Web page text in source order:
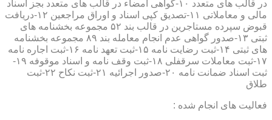
در قالب های متعدد ۱۰-گواهی امضاء در قالب های متعدد بجز اسناد
مالی و معاملاتی ۱۱-تصدیق کپی اسناد و اوراق مراجعین ۱۲-دریافت
قبوض سپرده مستاجرین در قالب بند ۵۲ مجموعه بخشنامه های
ثبتی ۱۳-صدور گواهی عدم انجام معامله بند ۸۹ مجموعه بخشنامه
های ثبتی ۱۴-ثبت رضایت نامه ۱۵-ثبت تعهد نامه ۱۶-ثبت اجاره نامه
۱۷-ثبت معاملات سرقفلی ۱۸-ثبت وقف نامه و اسناد موقوفه ۱۹-
ثبت اسناد ضمانت نامه ۲۰-صدور اجرائیه ۲۱-ثبت نکاح ۲۲-ثبت
طلاق
فعالیت های انجام شده :